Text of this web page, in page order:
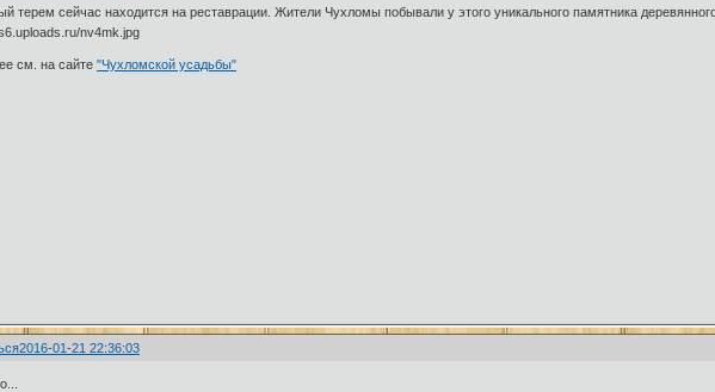
терем сейчас находится на реставрации. Жители Чухломы побывали у этого уникального памятника
см. на сайте"Чухломской усадьбы"
2016-01-21 22:36:03